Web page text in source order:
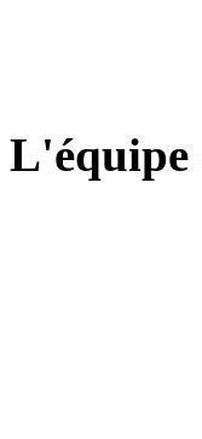
L'équipe